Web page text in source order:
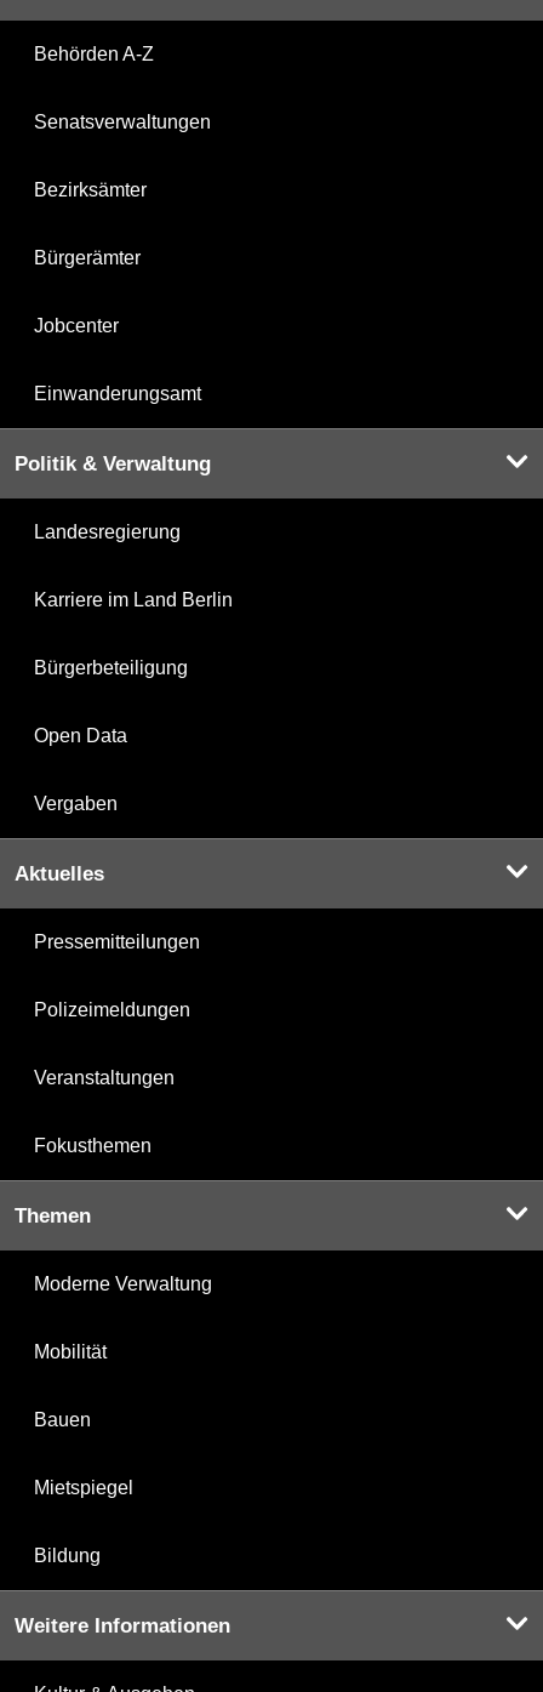
Behörden A-Z
Senatsverwaltungen
Bezirksämter
Bürgerämter
Jobcenter
Einwanderungsamt
Politik & Verwaltung
Landesregierung
Karriere im Land Berlin
Bürgerbeteiligung
Open Data
Vergaben
Aktuelles
Pressemitteilungen
Polizeimeldungen
Veranstaltungen
Fokusthemen
Themen
Moderne Verwaltung
Mobilität
Bauen
Mietspiegel
Bildung
Weitere Informationen